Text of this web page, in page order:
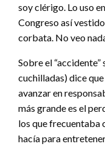
soy clérigo. Lo uso
Congreso así
corbata. No veo
Sobre el
cuchilladas) dice
avanzar en
más grande es el
los que frecuentaba
hacía para